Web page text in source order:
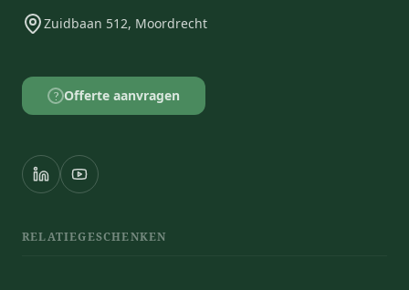
Zuidbaan 512, Moordrecht
? Offerte aanvragen
RELATIEGESCHENKEN